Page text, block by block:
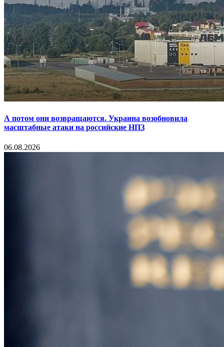
А потом они возвращаются. Украина возобновила
масштабные атаки на российские НПЗ
06.08.2026